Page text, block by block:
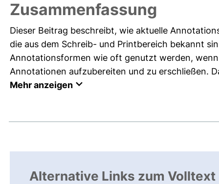
Zusammenfassung
Dieser Beitrag beschreibt, wie aktuelle
die aus dem Schreib- und Printbereich bekannt
Annotationsformen wie oft genutzt werden,
Annotationen aufzubereiten und zu erschließen.
Mehr anzeigen
Alternative Links zum Volltext